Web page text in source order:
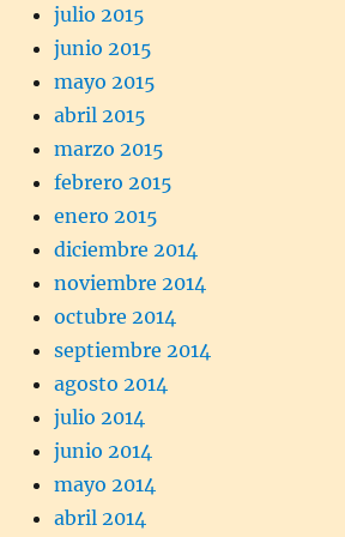
julio 2015
junio 2015
mayo 2015
abril 2015
marzo 2015
febrero 2015
enero 2015
diciembre 2014
noviembre 2014
octubre 2014
septiembre 2014
agosto 2014
julio 2014
junio 2014
mayo 2014
abril 2014